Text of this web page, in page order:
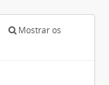
Mostrar os